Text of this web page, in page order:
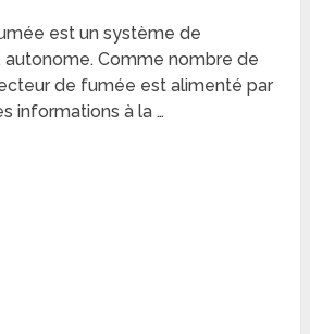
est un système de
Comme nombre de
de fumée est alimenté par
informations à la …